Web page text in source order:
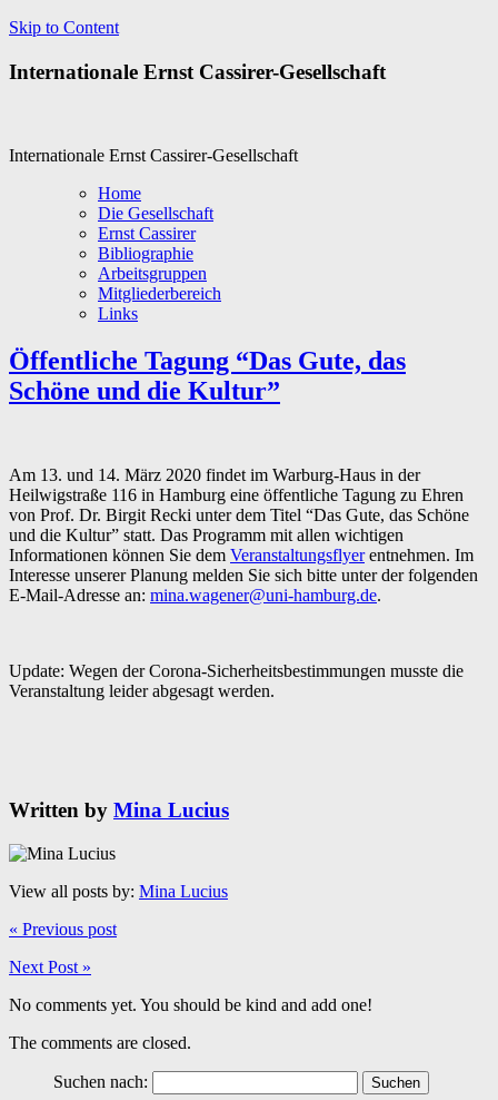
Skip to Content
Internationale Ernst Cassirer-Gesellschaft
Internationale Ernst Cassirer-Gesellschaft
Home
Die Gesellschaft
Ernst Cassirer
Bibliographie
Arbeitsgruppen
Mitgliederbereich
Links
Öffentliche Tagung “Das Gute, das
Schöne und die Kultur”
Am 13. und 14. März 2020 findet im Warburg-Haus in der
Heilwigstraße 116 in Hamburg eine öffentliche Tagung zu Ehren
von Prof. Dr. Birgit Recki unter dem Titel “Das Gute, das Schöne
und die Kultur” statt. Das Programm mit allen wichtigen
Informationen können Sie dem Veranstaltungsflyerentnehmen. Im
Interesse unserer Planung melden Sie sich bitte unter der folgenden
E-Mail-Adresse an: mina.wagener@uni-hamburg.de.
Update: Wegen der Corona-Sicherheitsbestimmungen musste die
Veranstaltung leider abgesagt werden.
Written by Mina Lucius
View all posts by: Mina Lucius
« Previous post
Next Post »
No comments yet. You should be kind and add one!
The comments are closed.
Suchen nach: